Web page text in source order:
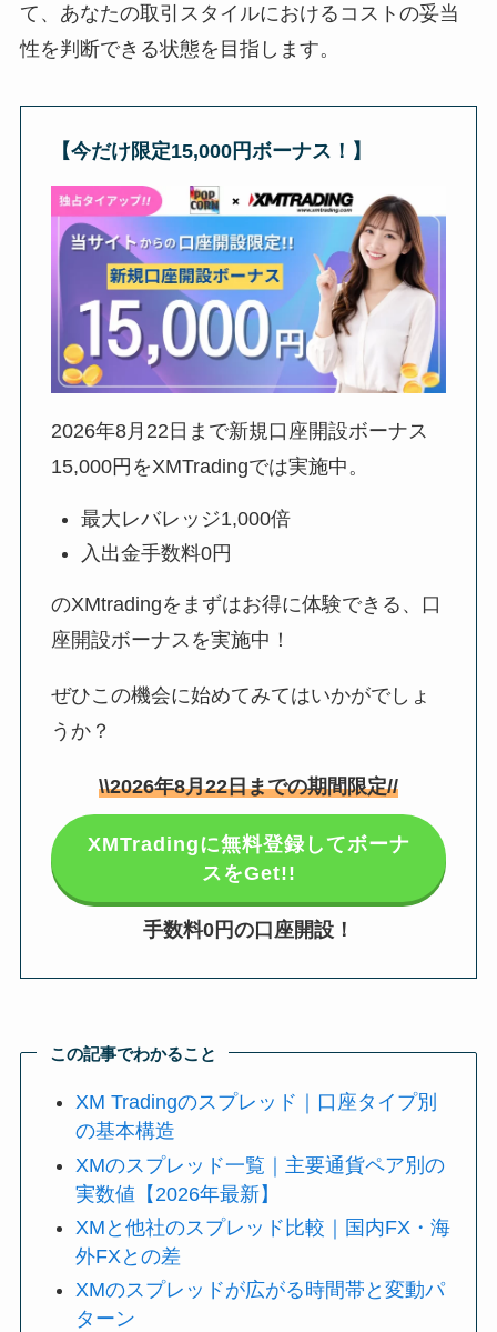
て、あなたの取引スタイルにおけるコストの妥当
性を判断できる状態を目指します。
【今だけ限定15,000円ボーナス！】
2026年8月22日 まで新規口座開設ボーナス
15,000円をXMTradingでは実施中。
最大レバレッジ1,000倍
入出金手数料0円
のXMtradingをまずはお得に体験できる、口
座開設ボーナスを実施中！
ぜひこの機会に始めてみてはいかがでしょ
うか？
\\2026年8月22日までの期間限定//
XMTradingに無料登録してボーナ
スをGet!!
手数料0円の口座開設！
この記事でわかること
XM Tradingのスプレッド｜口座タイプ別
の基本構造
XMのスプレッド一覧｜主要通貨ペア別の
実数値【2026年最新】
XMと他社のスプレッド比較｜国内FX・海
外FXとの差
XMのスプレッドが広がる時間帯と変動パ
ターン